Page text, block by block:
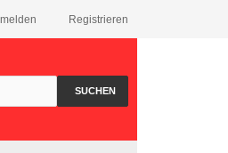
Registrieren
SUCHEN